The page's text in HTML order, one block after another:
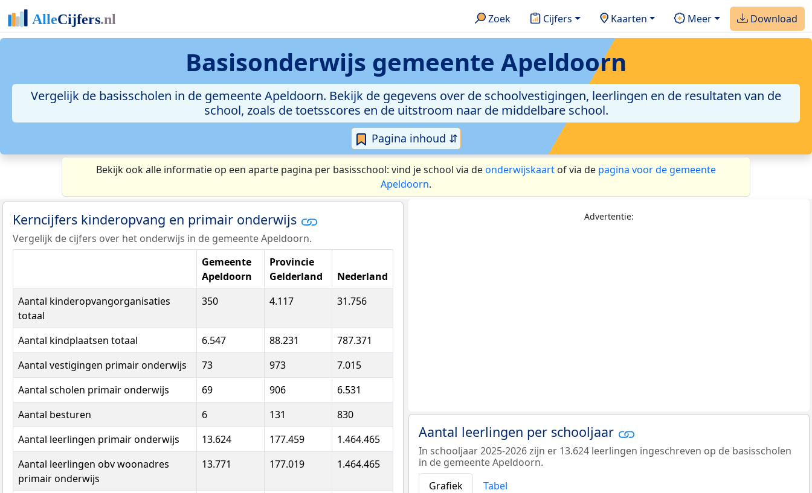
Zoek Cijfers Kaarten Meer Download
Basisonderwijs gemeente Apeldoorn
Vergelijk de basisscholen in de gemeente Apeldoorn. Bekijk de gegevens over de schoolvestigingen, leerlingen en de resultaten van de
school, zoals de toetsscores en de uitstroom naar de middelbare school.
Pagina inhoud ⇵
Bekijk ook alle informatie op een aparte pagina per basisschool: vind je school via deonderwijskaart of via de pagina voor de gemeente
Apeldoorn.
Kerncijfers kinderopvang en primair onderwijs
Vergelijk de cijfers over het onderwijs in de gemeente Apeldoorn.
Gemeente
Apeldoorn
Provincie
Gelderland
Nederland
Aantal kinderopvangorganisaties
totaal
350 4.117 31.756
Aantal kindplaatsen totaal 6.547 88.231
787.371
Aantal vestigingen primair onderwijs
73 973
7.015
Aantal scholen primair onderwijs
69 906
6.531
Aantal besturen
6 131
830
Aantal leerlingen primair onderwijs
13.624 177.459
1.464.465
Aantal leerlingen obv woonadres
primair onderwijs
13.771 177.019 1.464.465
Advertentie:
Aantal leerlingen per schooljaar
In schooljaar 2025-2026 zijn er 13.624 leerlingen ingeschreven op de basisscholen
in de gemeente Apeldoorn.
Grafiek
Tabel